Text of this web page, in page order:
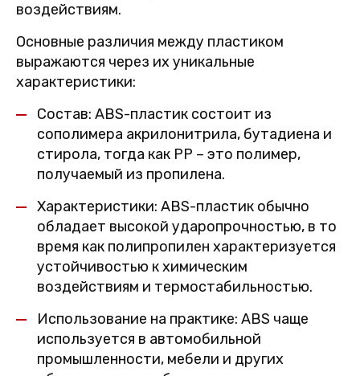
воздействиям.
Основные различия между пластиком
выражаются через их уникальные
характеристики:
Состав: ABS-пластик состоит из
сополимера акрилонитрила, бутадиена и
стирола, тогда как PP – это полимер,
получаемый из пропилена.
Характеристики: ABS-пластик обычно
обладает высокой ударопрочностью, в то
время как полипропилен характеризуется
устойчивостью к химическим
воздействиям и термостабильностью.
Использование на практике: ABS чаще
используется в автомобильной
промышленности, мебели и других